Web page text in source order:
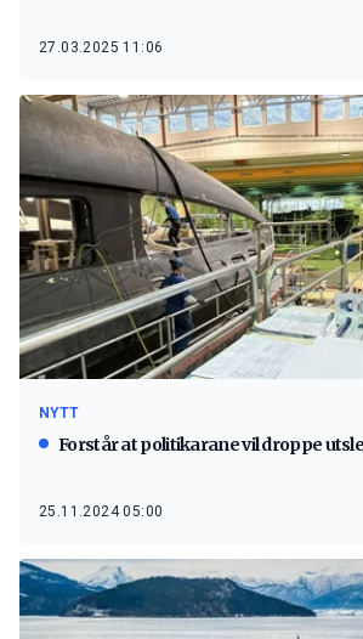
27.03.2025 11:06
NYTT
Forstår at politikarane vil droppe
25.11.2024 05:00